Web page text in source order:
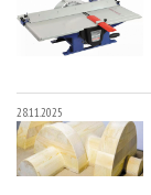
28.11.2025